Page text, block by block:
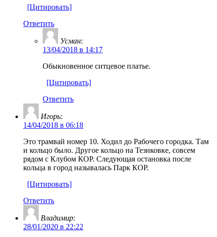
[Цитировать]
Ответить
Усман:
13/04/2018 в 14:17
Обыкновенное ситцевое платье.
[Цитировать]
Ответить
Игорь:
14/04/2018 в 06:18
Это трамвай номер 10. Ходил до Рабочего городка. Там
и кольцо было. Другое кольцо на Тезиковке, совсем
рядом с Клубом КОР. Следующая остановка после
кольца в город называлась Парк КОР.
[Цитировать]
Ответить
Владимир:
28/01/2020 в 22:22